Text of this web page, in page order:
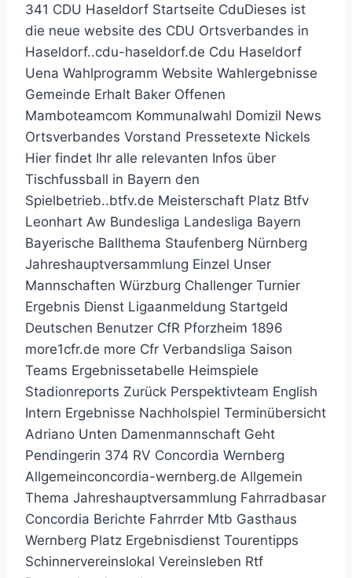
341 CDU Haseldorf Startseite CduDieses ist
die neue website des CDU Ortsverbandes in
Haseldorf..cdu-haseldorf.de Cdu Haseldorf
Uena Wahlprogramm Website Wahlergebnisse
Gemeinde Erhalt Baker Offenen
Mamboteamcom Kommunalwahl Domizil News
Ortsverbandes Vorstand Pressetexte Nickels
Hier findet Ihr alle relevanten Infos über
Tischfussball in Bayern den
Spielbetrieb..btfv.de Meisterschaft Platz Btfv
Leonhart Aw Bundesliga Landesliga Bayern
Bayerische Ballthema Staufenberg Nürnberg
Jahreshauptversammlung Einzel Unser
Mannschaften Würzburg Challenger Turnier
Ergebnis Dienst Ligaanmeldung Startgeld
Deutschen Benutzer CfR Pforzheim 1896
more1cfr.de more Cfr Verbandsliga Saison
Teams Ergebnissetabelle Heimspiele
Stadionreports Zurück Perspektivteam English
Intern Ergebnisse Nachholspiel Terminübersicht
Adriano Unten Damenmannschaft Geht
Pendingerin 374 RV Concordia Wernberg
Allgemeinconcordia-wernberg.de Allgemein
Thema Jahreshauptversammlung Fahrradbasar
Concordia Berichte Fahrrder Mtb Gasthaus
Wernberg Platz Ergebnisdienst Tourentipps
Schinnervereinslokal Vereinsleben Rtf